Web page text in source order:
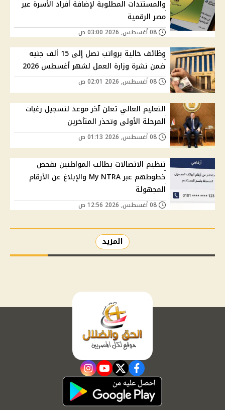
والمستندات المطلوبة لإضافة أفراد الأسرة عبر
مصر الرقمية
وظائف خالية برواتب تصل إلى 15 ألف جنيه
ضمن نشرة وزارة العمل لشهر أغسطس 2026
التعليم العالي تعلن آخر موعد لتسجيل رغبات
المرحلة الأولى وتحذر المتأخرين
تنظيم الاتصالات يطالب المواطنين بفحص
خطوطهم عبر My NTRA والإبلاغ عن الأرقام
المجهولة
المزيد
facebook
twitter
youtube
instagram